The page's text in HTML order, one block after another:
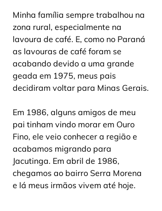
Minha família sempre trabalhou na
zona rural, especialmente na
lavoura de café. E, como no Paraná
as lavouras de café foram se
acabando devido a uma grande
geada em 1975, meus pais
decidiram voltar para Minas Gerais.
Em 1986, alguns amigos de meu
pai tinham vindo morar em Ouro
Fino, ele veio conhecer a região e
acabamos migrando para
Jacutinga. Em abril de 1986,
chegamos ao bairro Serra Morena
e lá meus irmãos vivem até hoje.